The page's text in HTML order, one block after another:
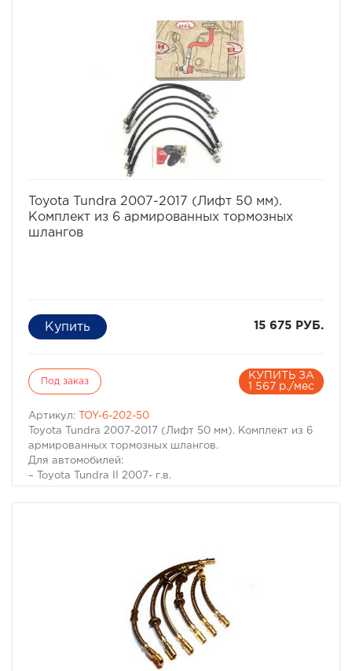
Toyota Tundra 2007-2017 (Лифт 50 мм).
Комплект из 6 армированных тормозных
шлангов
15 675 РУБ.
Под заказ
КУПИТЬ ЗА
1 567 р./мес
Артикул:
TOY-6-202-50
Toyota Tundra 2007-2017 (Лифт 50 мм). Комплект из 6
армированных тормозных шлангов.
Для автомобилей:
– Toyota Tundra II 2007- г.в.